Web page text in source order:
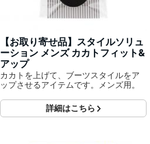
【お取り寄せ品】スタイルソリュ
ーション メンズ カカトフィット&
アップ
カカトを上げて、ブーツスタイルをア
ップさせるアイテムです。メンズ用。
詳細はこちら